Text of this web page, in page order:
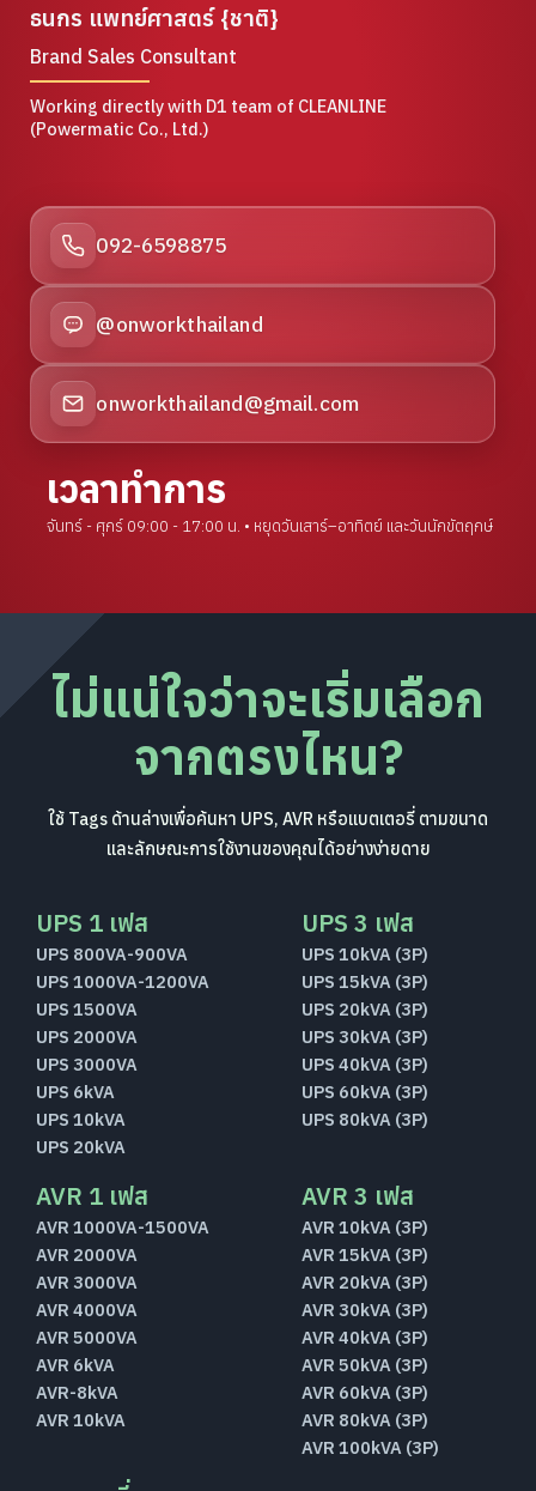
ธนกร แพทย์ศาสตร์ {ชาติ}
Brand Sales Consultant
Working directly with D1 team of CLEANLINE
(Powermatic Co., Ltd.)
092-6598875
@onworkthailand
onworkthailand@gmail.com
เวลาทำการ
จันทร์ - ศุกร์ 09:00 - 17:00 น. • หยุดวันเสาร์–อาทิตย์ และวันนักขัตฤกษ์
ไม่แน่ใจว่าจะเริ่มเลือก
จากตรงไหน?
ใช้ Tags ด้านล่างเพื่อค้นหา UPS, AVR หรือแบตเตอรี่ ตามขนาด
และลักษณะการใช้งานของคุณได้อย่างง่ายดาย
UPS 1 เฟส
UPS 800VA-900VA
UPS 1000VA-1200VA
UPS 1500VA
UPS 2000VA
UPS 3000VA
UPS 6kVA
UPS 10kVA
UPS 20kVA
UPS 3 เฟส
UPS 10kVA (3P)
UPS 15kVA (3P)
UPS 20kVA (3P)
UPS 30kVA (3P)
UPS 40kVA (3P)
UPS 60kVA (3P)
UPS 80kVA (3P)
AVR 1 เฟส
AVR 1000VA-1500VA
AVR 2000VA
AVR 3000VA
AVR 4000VA
AVR 5000VA
AVR 6kVA
AVR-8kVA
AVR 10kVA
AVR 3 เฟส
AVR 10kVA (3P)
AVR 15kVA (3P)
AVR 20kVA (3P)
AVR 30kVA (3P)
AVR 40kVA (3P)
AVR 50kVA (3P)
AVR 60kVA (3P)
AVR 80kVA (3P)
AVR 100kVA (3P)